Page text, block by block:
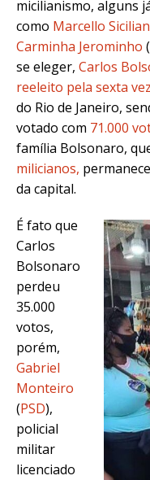
micilianismo, alguns
como Marcello
Carminha Jerominho (
se eleger, Carlos
reeleito pela sexta vez
do Rio de Janeiro,
votado com 71.000
família Bolsonaro,
milicianos,
da capital.
É fato que
Carlos
Bolsonaro
perdeu
35.000
votos,
porém,
Gabriel
Monteiro
(PSD),
policial
militar
licenciado